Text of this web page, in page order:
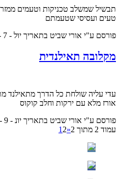
תבשיל שמשלב טכניקות וטעמים
טעים ועסיסי שטעמתם
פורסם ע"י אורי שביט בתאריך יול - 7 - 2012
מקלובה תאילנדית
עדי עליה שולחת כל הדרך מתאילנד
אורז מלא עם ירקות וחלב קוקוס
פורסם ע"י אורי שביט בתאריך יונ - 9 - 2012
עמוד 2 מתוך 2
«
12